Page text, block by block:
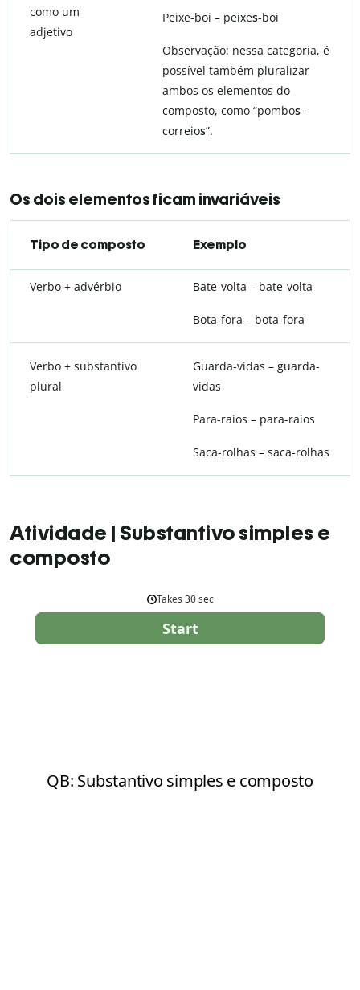
como um
adjetivo
Peixe-boi – peixes-boi
Observação: nessa categoria, é
possível também pluralizar
ambos os elementos do
composto, como “pombos-
correios”.
Os dois elementos ficam invariáveis
Tipo de composto Exemplo
Verbo + advérbio Bate-volta – bate-volta
Bota-fora – bota-fora
Verbo + substantivo
plural
Guarda-vidas – guarda-
vidas
Para-raios – para-raios
Saca-rolhas – saca-rolhas
Atividade | Substantivo simples e
composto